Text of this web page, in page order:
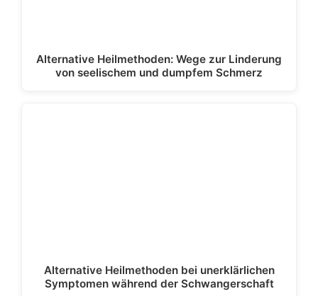
Alternative Heilmethoden: Wege zur Linderung
von seelischem und dumpfem Schmerz
Alternative Heilmethoden bei unerklärlichen
Symptomen während der Schwangerschaft